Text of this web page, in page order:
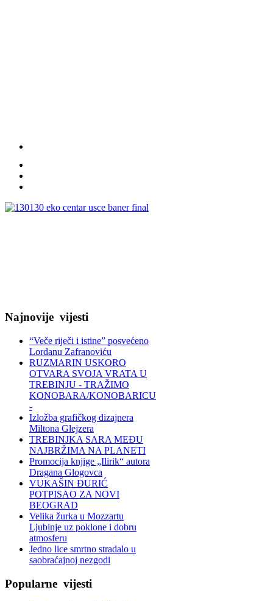
Najnovije vijesti
“Veče riječi i istine” posvećeno
Lordanu Zafranoviću
RUZMARIN USKORO
OTVARA SVOJA VRATA U
TREBINJU - TRAŽIMO
KONOBARA/KONOBARICU
-
Izložba grafičkog dizajnera
Miltona Glejzera
TREBINЈKA SARA MEĐU
NAJBRŽIMA NA PLANETI
Promocija knjige „Ilirik“ autora
Dragana Glogovca
VUKAŠIN ĐURIĆ
POTPISAO ZA NOVI
BEOGRAD
Velika žurka u Mozzartu
Ljubinje uz poklone i dobru
atmosferu
Jedno lice smrtno stradalo u
saobraćajnoj nezgodi
Popularne vijesti